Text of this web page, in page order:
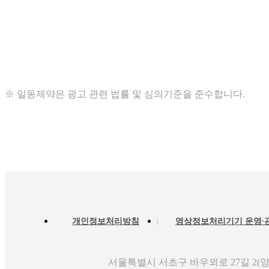
※ 일동제약은 광고 관련 법률 및 심의기준을 준수합니다.
개인정보처리방침 영상정보처리기기 운영∙
서울특별시 서초구 바우뫼로 27길 2(